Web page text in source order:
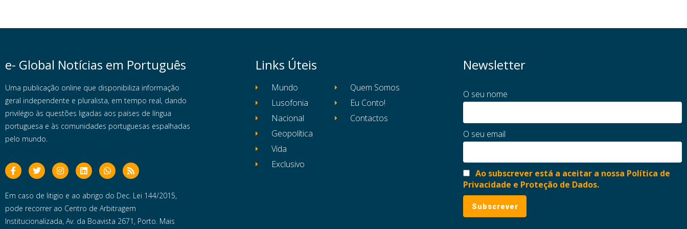
e- Global Notícias em Português
Uma publicação online que disponibiliza informação
geral independente e pluralista, em tempo real, dando
privilégio às questões ligadas aos países de língua
portuguesa e às comunidades portuguesas espalhadas
pelo mundo.
Em caso de litigio e ao abrigo do Dec. Lei 144/2015,
pode recorrer ao Centro de Arbitragem
Institucionalizada, Av. da Boavista 2671, Porto. Mais
Links Úteis
Mundo
Lusofonia
Nacional
Geopolítica
Vida
Exclusivo
Quem Somos
Eu Conto!
Contactos
Newsletter
O seu nome
O seu email
Ao subscrever está a aceitar a nossa Política de
Privacidade e Proteção de Dados.